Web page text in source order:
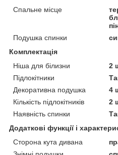
Спальне місце
Подушка спинки
Комплектація
Ніша для білизни
2
Підлокітники
Декоративна подушка
4
Кількість підлокітників
2
Наявність спинки
Додаткові функції і
Сторона кута дивана